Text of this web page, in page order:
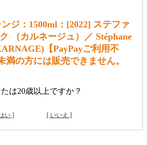
ジ：1500ml：[2022] ステファ
（カルネージュ）／ Stéphane
【PayPayご利用不
満の方には販売できません。
は20歳以上ですか？
い ] [ いいえ ]